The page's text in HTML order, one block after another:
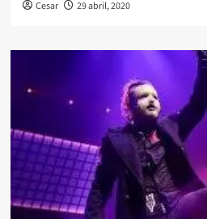
Cesar 29 abril, 2020